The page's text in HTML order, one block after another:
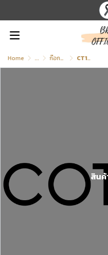
Home ... ก๊อกอ่างล้างหน้า (น้ำเย็น) แบบติดเคาน์เตอร์/ขอบอ่าง CT164C1(HM) ก๊อกเดี่ยวอ่างล้างหน้า รุ่น MARINA
สินค้